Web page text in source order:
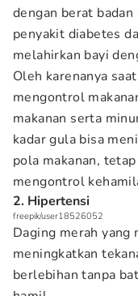
dengan berat
penyakit diabetes
melahirkan bayi
Oleh karenanya
mengontrol
makanan serta
kadar gula bisa
pola makanan,
mengontrol
2. Hipertensi
freepik/user18526052
Daging merah
meningkatkan
berlebihan tanpa